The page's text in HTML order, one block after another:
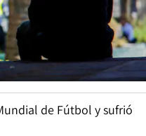
de Fútbol y sufrió